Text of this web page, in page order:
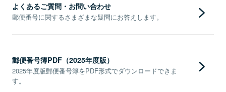
よくあるご質問・お問い合わせ
郵便番号に関するさまざまな疑問にお答えします。
郵便番号簿PDF（2025年度版）
2025年度版郵便番号簿をPDF形式でダウンロードできま
す。